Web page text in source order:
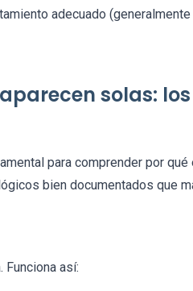
adecuado
solas:
para comprender por
bien documentados que
así: